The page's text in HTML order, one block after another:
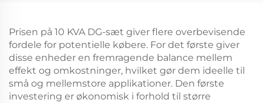
Prisen på 10 KVA DG-sæt giver flere overbevisende
fordele for potentielle købere. For det første giver
disse enheder en fremragende balance mellem
effekt og omkostninger, hvilket gør dem ideelle til
små og mellemstore applikationer. Den første
investering er økonomisk i forhold til større